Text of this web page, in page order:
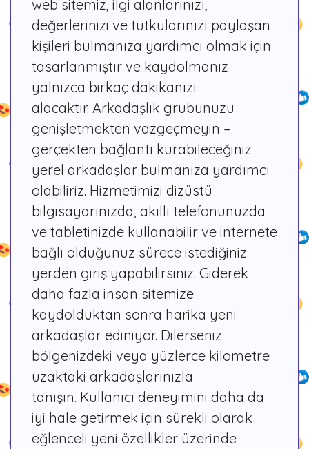
web sitemiz, ilgi alanlarınızı,
değerlerinizi ve tutkularınızı paylaşan
kişileri bulmanıza yardımcı olmak için
tasarlanmıştır ve kaydolmanız
yalnızca birkaç dakikanızı
alacaktır. Arkadaşlık grubunuzu
genişletmekten vazgeçmeyin –
gerçekten bağlantı kurabileceğiniz
yerel arkadaşlar bulmanıza yardımcı
olabiliriz. Hizmetimizi dizüstü
bilgisayarınızda, akıllı telefonunuzda
ve tabletinizde kullanabilir ve internete
bağlı olduğunuz sürece istediğiniz
yerden giriş yapabilirsiniz. Giderek
daha fazla insan sitemize
kaydolduktan sonra harika yeni
arkadaşlar ediniyor. Dilerseniz
bölgenizdeki veya yüzlerce kilometre
uzaktaki arkadaşlarınızla
tanışın. Kullanıcı deneyimini daha da
iyi hale getirmek için sürekli olarak
eğlenceli yeni özellikler üzerinde